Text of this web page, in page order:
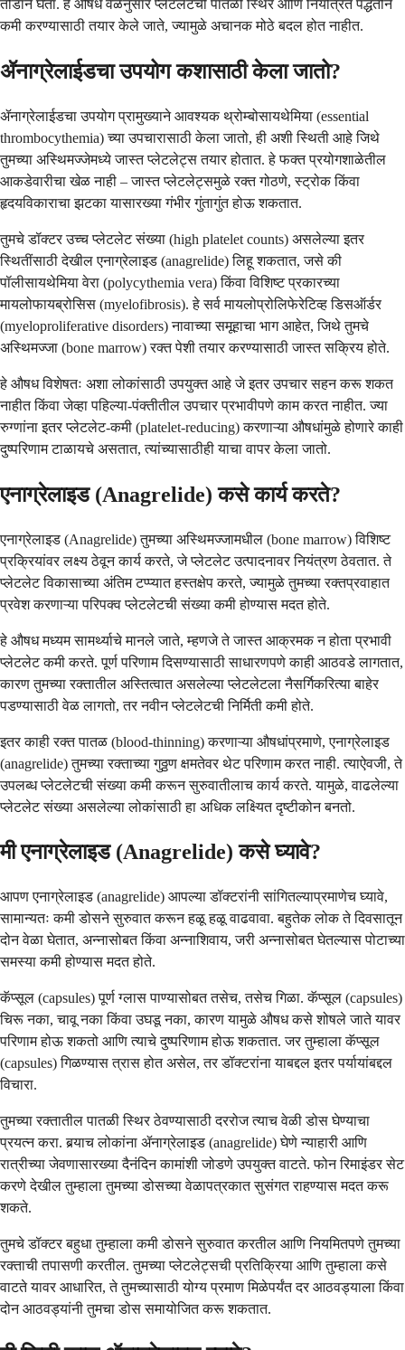
तोंडाने घेता. हे औषध वेळेनुसार प्लेटलेटची पातळी स्थिर आणि नियंत्रित पद्धतीने
कमी करण्यासाठी तयार केले जाते, ज्यामुळे अचानक मोठे बदल होत नाहीत.
ॲनाग्रेलाईडचा उपयोग कशासाठी केला जातो?
ॲनाग्रेलाईडचा उपयोग प्रामुख्याने आवश्यक थ्रोम्बोसायथेमिया (essential
thrombocythemia) च्या उपचारासाठी केला जातो, ही अशी स्थिती आहे जिथे
तुमच्या अस्थिमज्जेमध्ये जास्त प्लेटलेट्स तयार होतात. हे फक्त प्रयोगशाळेतील
आकडेवारीचा खेळ नाही – जास्त प्लेटलेट्समुळे रक्त गोठणे, स्ट्रोक किंवा
हृदयविकाराचा झटका यासारख्या गंभीर गुंतागुंत होऊ शकतात.
तुमचे डॉक्टर उच्च प्लेटलेट संख्या (high platelet counts) असलेल्या इतर
स्थितींसाठी देखील एनाग्रेलाइड (anagrelide) लिहू शकतात, जसे की
पॉलीसायथेमिया वेरा (polycythemia vera) किंवा विशिष्ट प्रकारच्या
मायलोफायब्रोसिस (myelofibrosis). हे सर्व मायलोप्रोलिफेरेटिव्ह डिसऑर्डर
(myeloproliferative disorders) नावाच्या समूहाचा भाग आहेत, जिथे तुमचे
अस्थिमज्जा (bone marrow) रक्त पेशी तयार करण्यासाठी जास्त सक्रिय होते.
हे औषध विशेषतः अशा लोकांसाठी उपयुक्त आहे जे इतर उपचार सहन करू शकत
नाहीत किंवा जेव्हा पहिल्या-पंक्तीतील उपचार प्रभावीपणे काम करत नाहीत. ज्या
रुग्णांना इतर प्लेटलेट-कमी (platelet-reducing) करणाऱ्या औषधांमुळे होणारे काही
दुष्परिणाम टाळायचे असतात, त्यांच्यासाठीही याचा वापर केला जातो.
एनाग्रेलाइड (Anagrelide) कसे कार्य करते?
एनाग्रेलाइड (Anagrelide) तुमच्या अस्थिमज्जामधील (bone marrow) विशिष्ट
प्रक्रियांवर लक्ष्य ठेवून कार्य करते, जे प्लेटलेट उत्पादनावर नियंत्रण ठेवतात. ते
प्लेटलेट विकासाच्या अंतिम टप्प्यात हस्तक्षेप करते, ज्यामुळे तुमच्या रक्तप्रवाहात
प्रवेश करणाऱ्या परिपक्व प्लेटलेटची संख्या कमी होण्यास मदत होते.
हे औषध मध्यम सामर्थ्याचे मानले जाते, म्हणजे ते जास्त आक्रमक न होता प्रभावी
प्लेटलेट कमी करते. पूर्ण परिणाम दिसण्यासाठी साधारणपणे काही आठवडे लागतात,
कारण तुमच्या रक्तातील अस्तित्वात असलेल्या प्लेटलेटला नैसर्गिकरित्या बाहेर
पडण्यासाठी वेळ लागतो, तर नवीन प्लेटलेटची निर्मिती कमी होते.
इतर काही रक्त पातळ (blood-thinning) करणाऱ्या औषधांप्रमाणे, एनाग्रेलाइड
(anagrelide) तुमच्या रक्ताच्या गुठ्ठण क्षमतेवर थेट परिणाम करत नाही. त्याऐवजी, ते
उपलब्ध प्लेटलेटची संख्या कमी करून सुरुवातीलाच कार्य करते. यामुळे, वाढलेल्या
प्लेटलेट संख्या असलेल्या लोकांसाठी हा अधिक लक्ष्यित दृष्टीकोन बनतो.
मी एनाग्रेलाइड (Anagrelide) कसे घ्यावे?
आपण एनाग्रेलाइड (anagrelide) आपल्या डॉक्टरांनी सांगितल्याप्रमाणेच घ्यावे,
सामान्यतः कमी डोसने सुरुवात करून हळू हळू वाढवावा. बहुतेक लोक ते दिवसातून
दोन वेळा घेतात, अन्नासोबत किंवा अन्नाशिवाय, जरी अन्नासोबत घेतल्यास पोटाच्या
समस्या कमी होण्यास मदत होते.
कॅप्सूल (capsules) पूर्ण ग्लास पाण्यासोबत तसेच, तसेच गिळा. कॅप्सूल (capsules)
चिरू नका, चावू नका किंवा उघडू नका, कारण यामुळे औषध कसे शोषले जाते यावर
परिणाम होऊ शकतो आणि त्याचे दुष्परिणाम होऊ शकतात. जर तुम्हाला कॅप्सूल
(capsules) गिळण्यास त्रास होत असेल, तर डॉक्टरांना याबद्दल इतर पर्यायांबद्दल
विचारा.
तुमच्या रक्तातील पातळी स्थिर ठेवण्यासाठी दररोज त्याच वेळी डोस घेण्याचा
प्रयत्न करा. बर्‍याच लोकांना ॲनाग्रेलाइड (anagrelide) घेणे न्याहारी आणि
रात्रीच्या जेवणासारख्या दैनंदिन कामांशी जोडणे उपयुक्त वाटते. फोन रिमाइंडर सेट
करणे देखील तुम्हाला तुमच्या डोसच्या वेळापत्रकात सुसंगत राहण्यास मदत करू
शकते.
तुमचे डॉक्टर बहुधा तुम्हाला कमी डोसने सुरुवात करतील आणि नियमितपणे तुमच्या
रक्ताची तपासणी करतील. तुमच्या प्लेटलेट्सची प्रतिक्रिया आणि तुम्हाला कसे
वाटते यावर आधारित, ते तुमच्यासाठी योग्य प्रमाण मिळेपर्यंत दर आठवड्याला किंवा
दोन आठवड्यांनी तुमचा डोस समायोजित करू शकतात.